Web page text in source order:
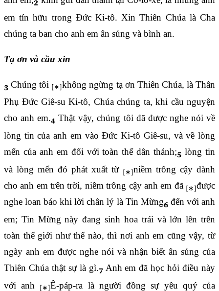
2
em tín hữu trong Đức Ki-tô. Xin Thiên Chúa là Cha
chúng ta ban cho anh em ân sủng và bình an.
Tạ ơn và cầu xin
3 Chúng tôi
không ngừng tạ ơn Thiên Chúa, là Thân
Phụ Đức Giê-su Ki-tô, Chúa chúng ta, khi cầu nguyện
cho anh em.4 Thật vậy, chúng tôi đã được nghe nói về
lòng tin của anh em vào Đức Ki-tô Giê-su, và về lòng
mến của anh em đối với toàn thể dân thánh;5 lòng tin
và lòng mến đó phát xuất từ
niềm trông cậy dành
cho anh em trên trời, niềm trông cậy anh em đã
được
nghe loan báo khi lời chân lý là Tin Mừng6 đến với anh
em; Tin Mừng này đang sinh hoa trái và lớn lên trên
toàn thế giới như thế nào, thì nơi anh em cũng vậy, từ
ngày anh em được nghe nói và nhận biết ân sủng của
Thiên Chúa thật sự là gì.7Anh em đã học hỏi điều này
với anh
Ê-páp-ra là người đồng sự yêu quý của